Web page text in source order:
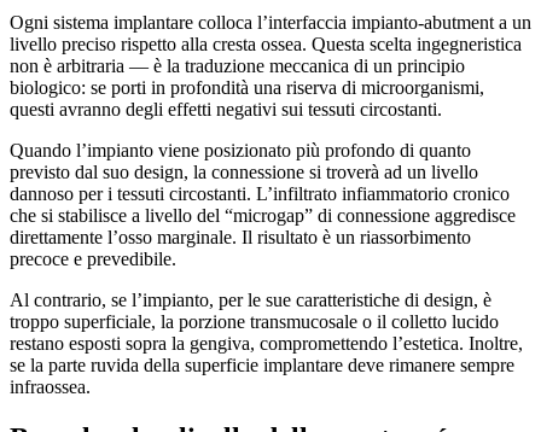
Ogni sistema implantare colloca l’interfaccia impianto-abutment a un
livello preciso rispetto alla cresta ossea. Questa scelta ingegneristica
non è arbitraria — è la traduzione meccanica di un principio
biologico: se porti in profondità una riserva di microorganismi,
questi avranno degli effetti negativi sui tessuti circostanti.
Quando l’impianto viene posizionato più profondo di quanto
previsto dal suo design, la connessione si troverà ad un livello
dannoso per i tessuti circostanti. L’infiltrato infiammatorio cronico
che si stabilisce a livello del “microgap” di connessione aggredisce
direttamente l’osso marginale. Il risultato è un riassorbimento
precoce e prevedibile.
Al contrario, se l’impianto, per le sue caratteristiche di design, è
troppo superficiale, la porzione transmucosale o il colletto lucido
restano esposti sopra la gengiva, compromettendo l’estetica. Inoltre,
se la parte ruvida della superficie implantare deve rimanere sempre
infraossea.